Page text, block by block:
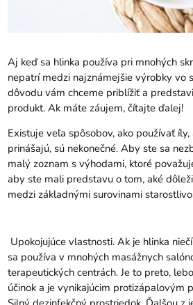
Aj keď sa hlinka používa pri mnohých
nepatrí medzi najznámejšie výrobky vo
dôvodu vám chceme priblížiť a
produkt. Ak máte záujem, čítajte ďalej!
Existuje veľa spôsobov, ako používať
prinášajú, sú nekonečné. Aby ste sa
malý zoznam s výhodami, ktoré
aby ste mali predstavu o tom, aké
medzi základnými surovinami
Upokojujúce vlastnosti. Ak je hlinka
sa používa v mnohých masážnych
terapeutických centrách. Je to preto,
účinok a je vynikajúcim protizápalovým